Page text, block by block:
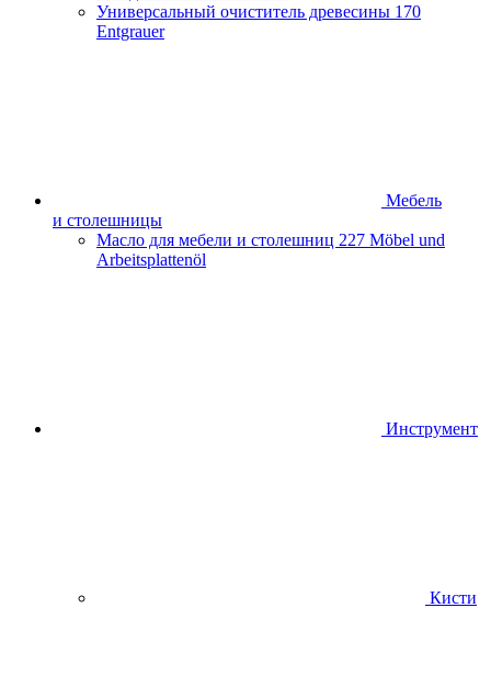
Универсальный очиститель древесины 170
Entgrauer
Мебель
и столешницы
Масло для мебели и столешниц 227 Möbel und
Arbeitsplattenöl
Инструмент
Кисти